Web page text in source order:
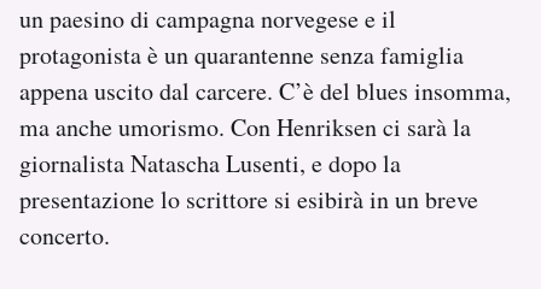
un paesino di campagna norvegese e il
protagonista è un quarantenne senza famiglia
appena uscito dal carcere. C’è del blues insomma,
ma anche umorismo. Con Henriksen ci sarà la
giornalista Natascha Lusenti, e dopo la
presentazione lo scrittore si esibirà in un breve
concerto.